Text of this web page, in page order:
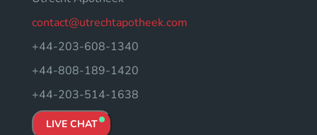
contact@utrechtapotheek.com
+44-203-608-1340
+44-808-189-1420
+44-203-514-1638
LIVE CHAT